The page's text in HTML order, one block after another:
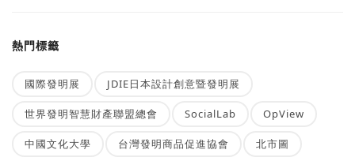
熱門標籤
國際發明展 JDIE日本設計創意暨發明展
世界發明智慧財產聯盟總會 SocialLab OpView
中國文化大學 台灣發明商品促進協會 北市圖